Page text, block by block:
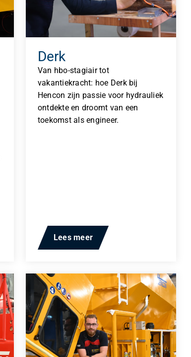
Derk
Van hbo-stagiair tot
vakantiekracht: hoe Derk bij
Hencon zijn passie voor hydrauliek
ontdekte en droomt van een
toekomst als engineer.
Lees meer